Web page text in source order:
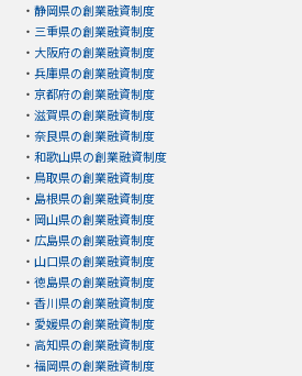
・ 静岡県の創業融資制度
・ 三重県の創業融資制度
・ 大阪府の創業融資制度
・ 兵庫県の創業融資制度
・ 京都府の創業融資制度
・ 滋賀県の創業融資制度
・ 奈良県の創業融資制度
・ 和歌山県の創業融資制度
・ 鳥取県の創業融資制度
・ 島根県の創業融資制度
・ 岡山県の創業融資制度
・ 広島県の創業融資制度
・ 山口県の創業融資制度
・ 徳島県の創業融資制度
・ 香川県の創業融資制度
・ 愛媛県の創業融資制度
・ 高知県の創業融資制度
・ 福岡県の創業融資制度